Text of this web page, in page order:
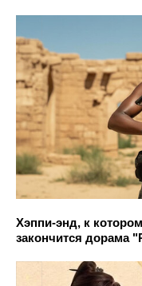
Хэппи-энд, к
закончится дорама